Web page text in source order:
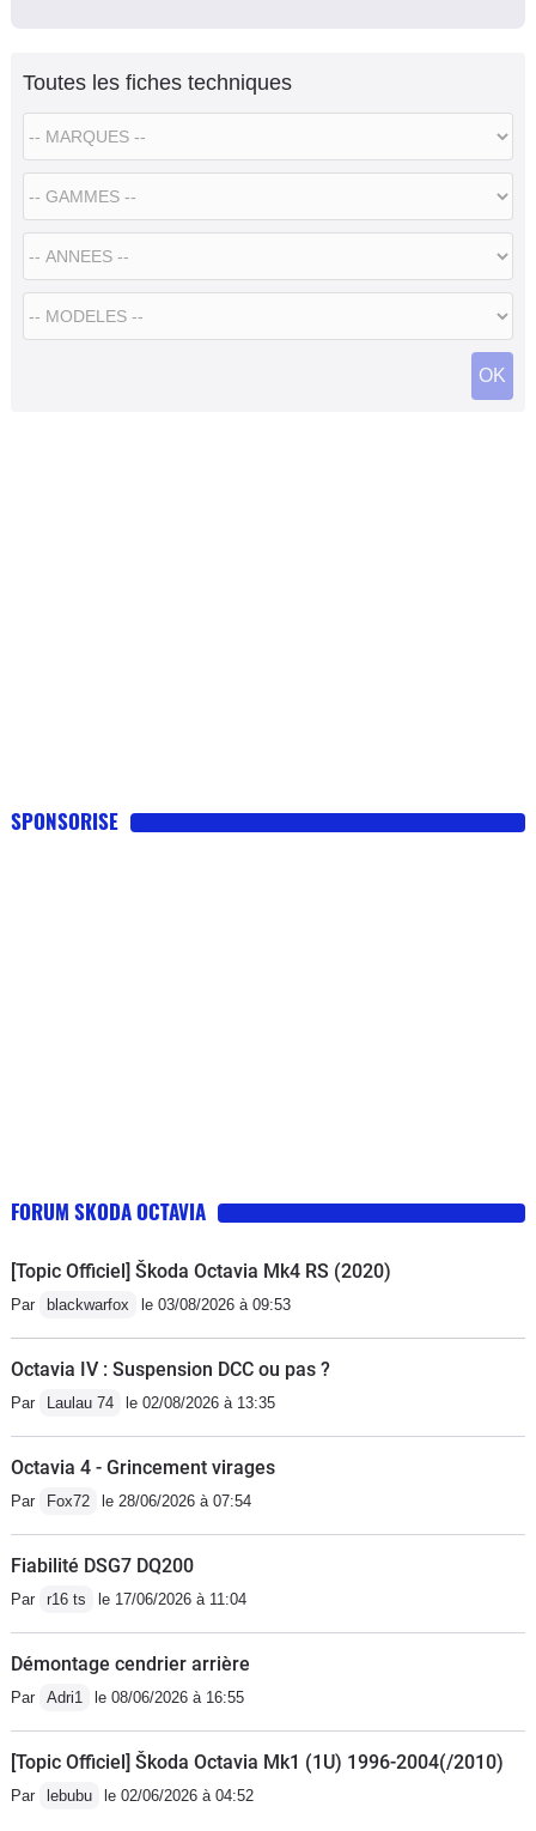
Toutes les fiches techniques
SPONSORISE
FORUM SKODA OCTAVIA
[Topic Officiel] Škoda Octavia Mk4 RS (2020)
Par blackwarfox le 03/08/2026 à 09:53
Octavia IV : Suspension DCC ou pas ?
Par Laulau 74 le 02/08/2026 à 13:35
Octavia 4 - Grincement virages
Par Fox72 le 28/06/2026 à 07:54
Fiabilité DSG7 DQ200
Par r16 ts le 17/06/2026 à 11:04
Démontage cendrier arrière
Par Adri1 le 08/06/2026 à 16:55
[Topic Officiel] Škoda Octavia Mk1 (1U) 1996-2004(/2010)
Par lebubu le 02/06/2026 à 04:52